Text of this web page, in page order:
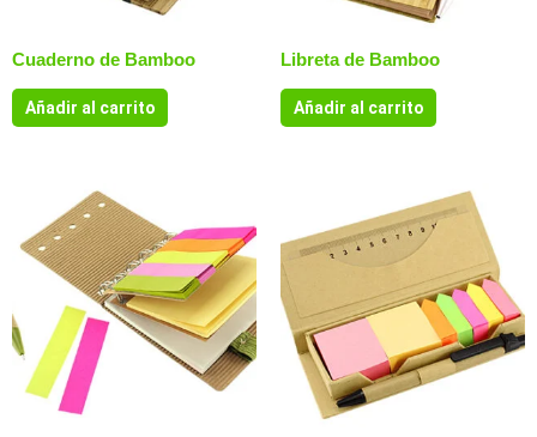
Cuaderno de Bamboo
Añadir al carrito
Libreta de Bamboo
Añadir al carrito